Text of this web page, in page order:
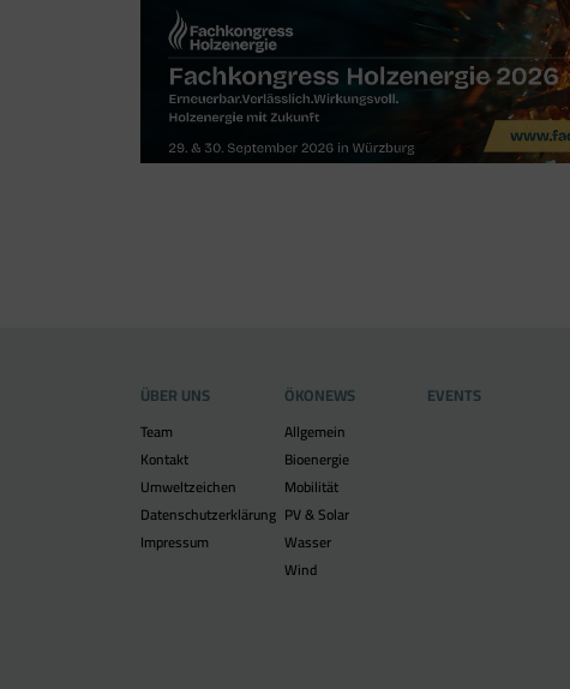
ÜBER UNS
Team
Kontakt
Umweltzeichen
Datenschutzerklärung
Impressum
ÖKONEWS
Allgemein
Bioenergie
Mobilität
PV & Solar
Wasser
Wind
EVENTS